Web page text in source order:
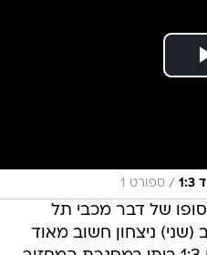
/ ספורט 1
של דבר מכבי תל
ניצחון חשוב מאוד